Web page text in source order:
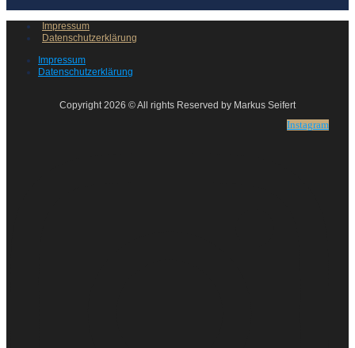
Impressum
Datenschutzerklärung
Impressum
Datenschutzerklärung
Copyright 2026 © All rights Reserved by Markus Seifert
Instagram